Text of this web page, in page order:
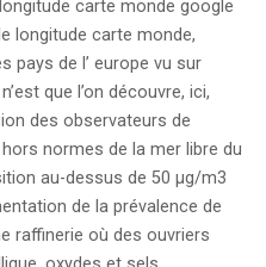
carte monde google
longitude carte monde,
pays de l’ europe vu sur
que l’on découvre, ici,
des observateurs de
normes de la mer libre du
au-dessus de 50 µg/m3
de la prévalence de
raffinerie où des ouvriers